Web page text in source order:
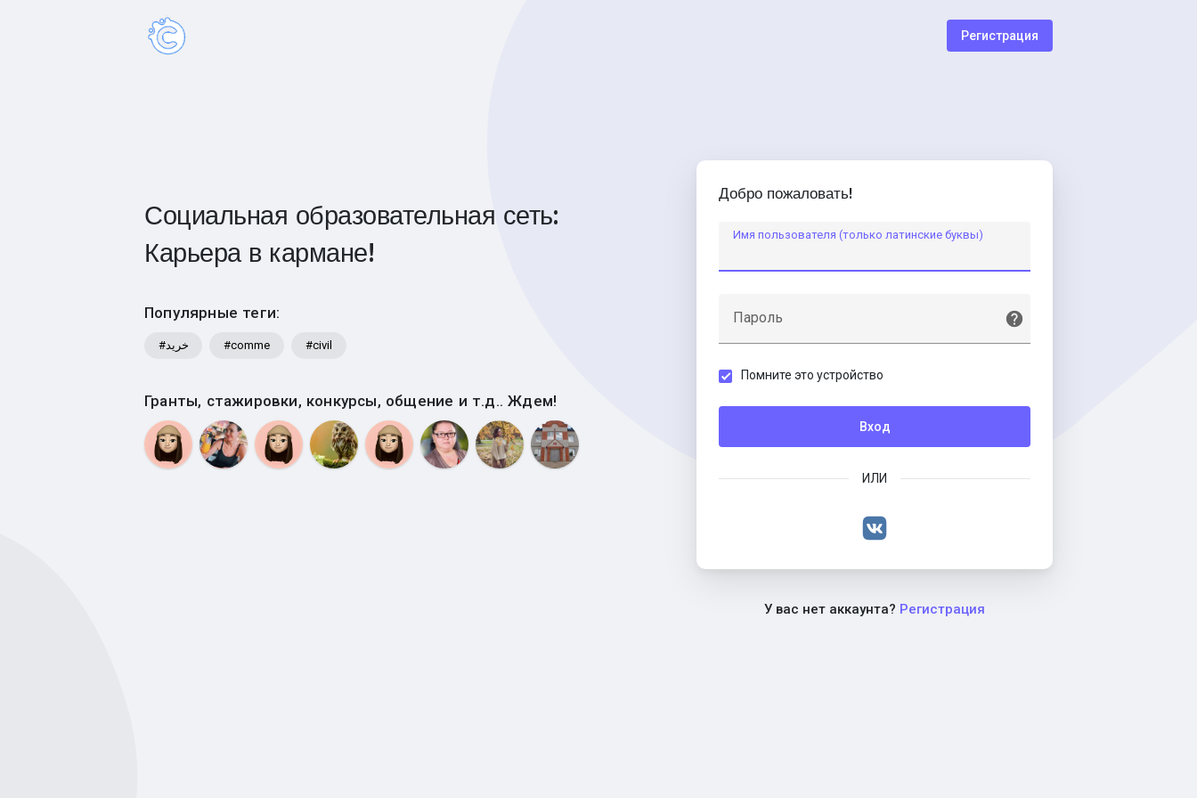
Регистрация
Социальная образовательная сеть:
Карьера в кармане!
Популярные теги:
#خرید #comme #civil
Гранты, стажировки, конкурсы, общение и т.д.. Ждем!
Добро пожаловать!
Имя пользователя (только латинские буквы)
Пароль
Помните это устройство
Вход
ИЛИ
У вас нет аккаунта? Регистрация